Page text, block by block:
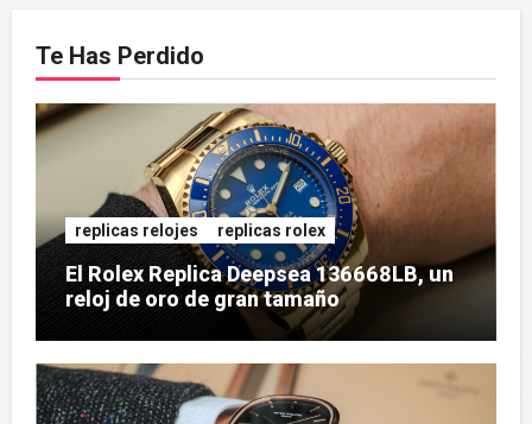
Te Has Perdido
replicas relojes replicas rolex
El Rolex Replica Deepsea 136668LB, un
reloj de oro de gran tamaño